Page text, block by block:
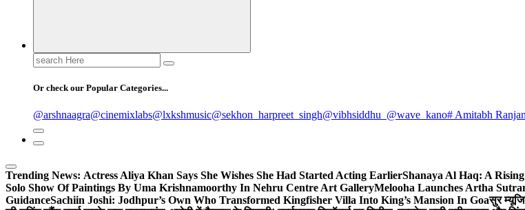
Search
for:
Or check our Popular Categories...
@arshnaagra@cinemixlabs@lxkshmusic@sekhon_harpreet_singh@vibhsiddhu_ @wave_kano# Amitabh Ranjan
Trending News: Actress Aliya Khan Says She Wishes She Had Started Acting EarlierShanaya Al Haq: A
Solo Show Of Paintings By Uma Krishnamoorthy In Nehru Centre Art GalleryMelooha Launches Artha
GuidanceSachiin Joshi: Jodhpur’s Own Who Transformed Kingfisher Villa Into King’s Mansion In Goaसुर